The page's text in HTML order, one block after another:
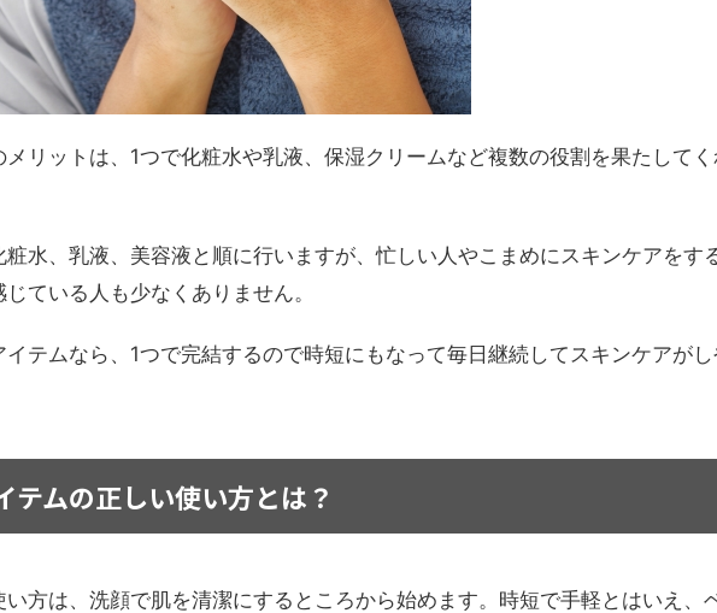
リットは、1つで化粧水や乳液、保湿クリームなど複数の役割を果たしてく
水、乳液、美容液と順に行いますが、忙しい人やこまめにスキンケアをす
ている人も少なくありません。
テムなら、1つで完結するので時短にもなって毎日継続してスキンケアが
テムの正しい使い方とは？
方は、洗顔で肌を清潔にするところから始めます。時短で手軽とはいえ、